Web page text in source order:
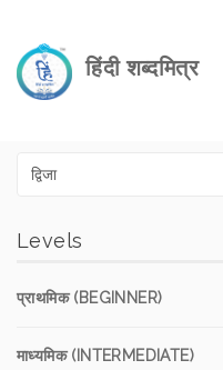
हिंदी शब्दमित्र
Levels
प्राथमिक (BEGINNER)
माध्यमिक (INTERMEDIATE)